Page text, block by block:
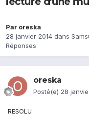
Par oreska
28 janvier 2014 dans
Réponses
oreska
Posté(e) 28
RESOLU